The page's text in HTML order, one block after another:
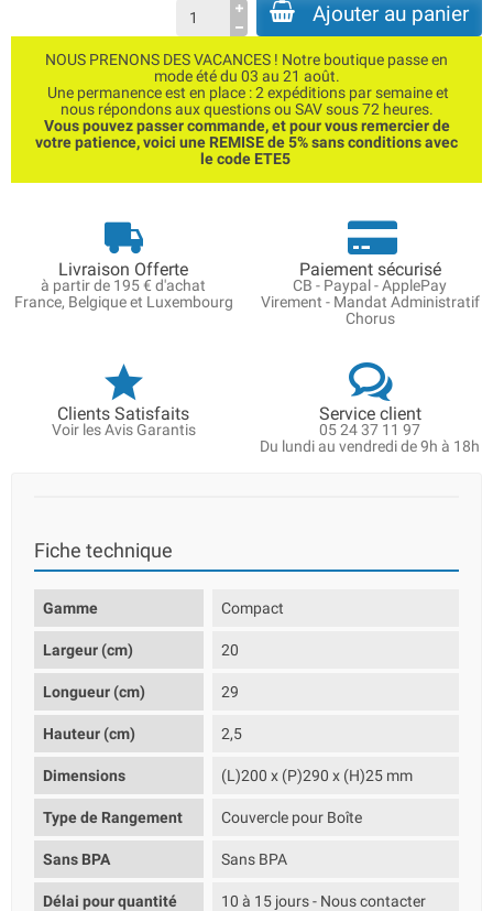
Ajouter au panier
NOUS PRENONS DES VACANCES ! Notre boutique passe en
mode été du 03 au 21 août.
Une permanence est en place : 2 expéditions par semaine et
nous répondons aux questions ou SAV sous 72 heures.
Vous pouvez passer commande, et pour vous remercier de
votre patience, voici une REMISE de 5% sans conditions avec
le code ETE5
Livraison Offerte
à partir de 195 € d'achat
France, Belgique et Luxembourg
Paiement sécurisé
CB - Paypal - ApplePay
Virement - Mandat Administratif
Chorus
Clients Satisfaits
Voir les Avis Garantis
Service client
05 24 37 11 97
Du lundi au vendredi de 9h à 18h
Fiche technique
Gamme Compact
Largeur (cm) 20
Longueur (cm) 29
Hauteur (cm) 2,5
Dimensions (L)200 x (P)290 x (H)25 mm
Type de Rangement Couvercle pour Boîte
Sans BPA Sans BPA
Délai pour quantité
10 à 15 jours - Nous contacter